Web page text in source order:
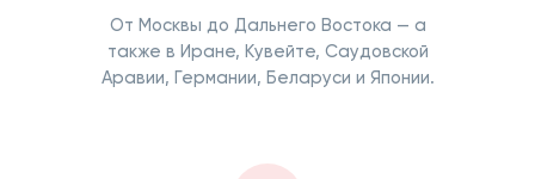
От Москвы до Дальнего Востока — а
также в Иране, Кувейте, Саудовской
Аравии, Германии, Беларуси и Японии.